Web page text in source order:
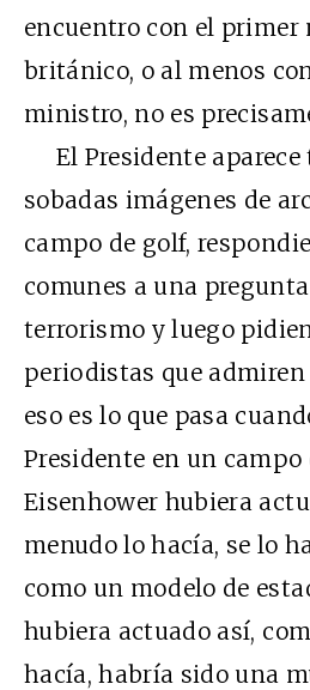
encuentro con el
británico, o al menos
ministro, no es
El Presidente aparece
sobadas imágenes de
campo de golf,
comunes a una
terrorismo y luego
periodistas que
eso es lo que pasa
Presidente en un campo
Eisenhower hubiera
menudo lo hacía, se lo
como un modelo de
hubiera actuado así,
hacía, habría sido una